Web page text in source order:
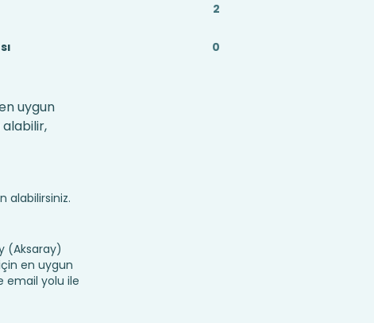
2
0
uygun
alabilirsiniz.
(Aksaray)
en uygun
email yolu ile